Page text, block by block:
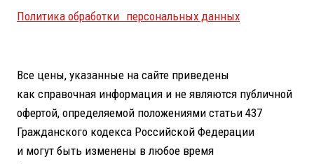
Политика обработки персональных данных
Все цены, указанные на сайте приведены
как справочная информация и не являются публичной
офертой, определяемой положениями статьи 437
Гражданского кодекса Российской Федерации
и могут быть изменены в любое время